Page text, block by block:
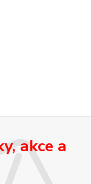
akce a